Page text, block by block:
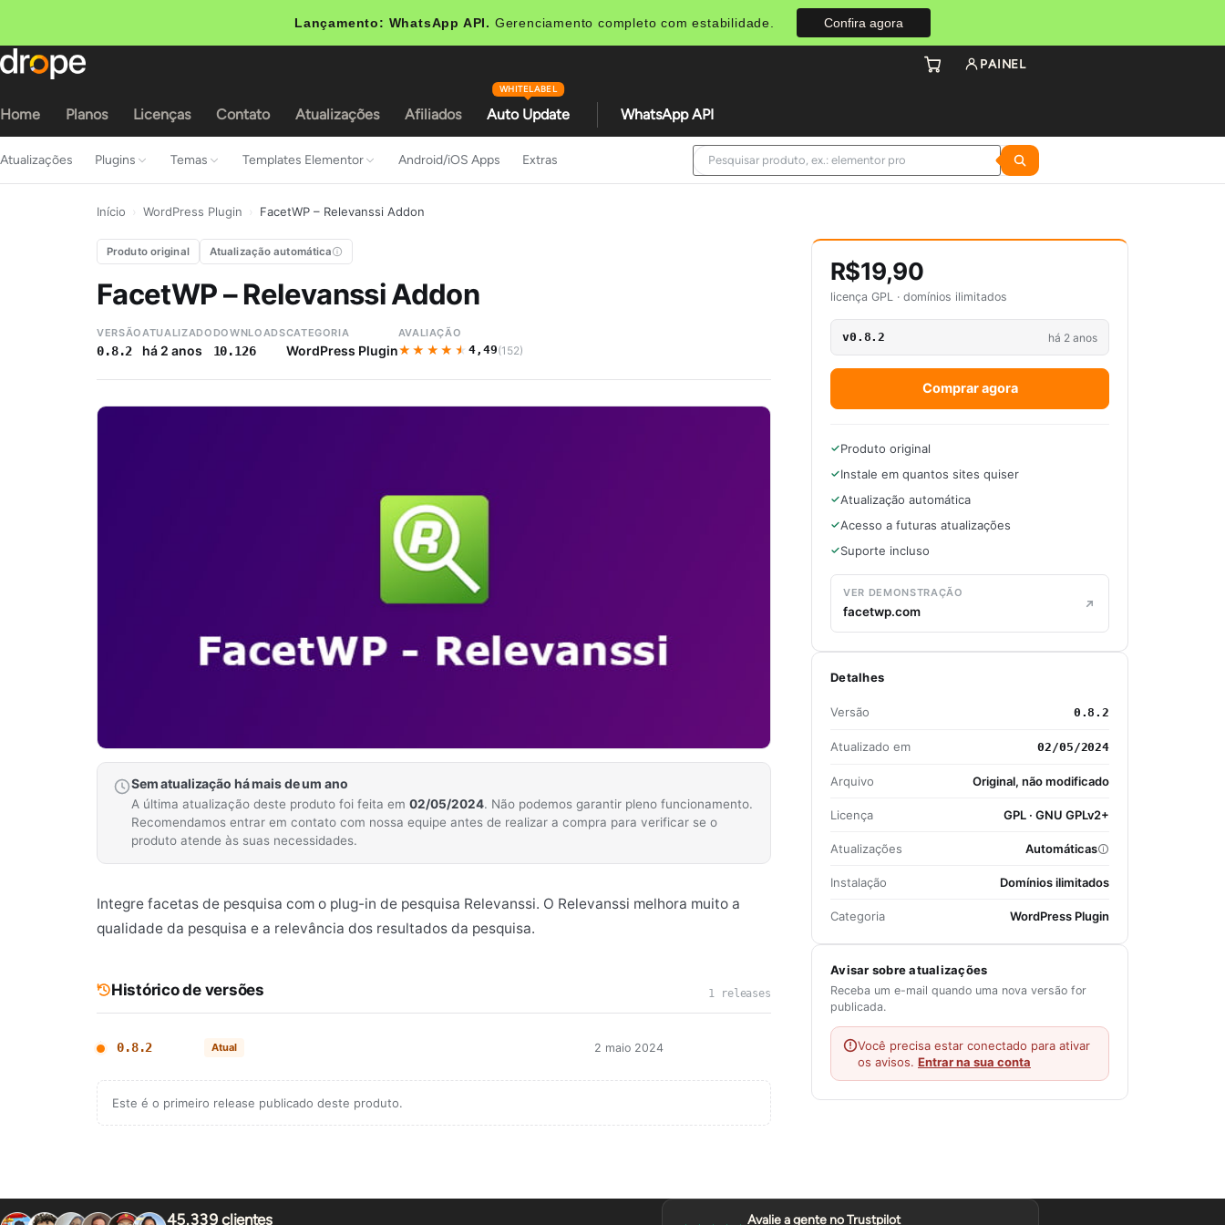
Lançamento: WhatsApp API. Gerenciamento completo com estabilidade. Confira agora
Home Planos Licenças Contato Atualizações Afiliados Auto Update
WHITELABEL
WhatsApp API
PAINEL
Atualizações Plugins Temas Templates Elementor Android/iOS Apps Extras
Início WordPress Plugin FacetWP – Relevanssi Addon
Produto original Atualização automática
FacetWP – Relevanssi Addon
VERSÃO
0.8.2
ATUALIZADO
há 2 anos
DOWNLOADS
10.126
CATEGORIA
WordPress Plugin
AVALIAÇÃO
★★★★★
★★★★★4,49(152)
Sem atualização há mais de um ano
A última atualização deste produto foi feita em 02/05/2024. Não podemos garantir pleno funcionamento.
Recomendamos entrar em contato com nossa equipe antes de realizar a compra para verificar se o
produto atende às suas necessidades.
Integre facetas de pesquisa com o plug-in de pesquisa Relevanssi. O Relevanssi melhora muito a
qualidade da pesquisa e a relevância dos resultados da pesquisa.
Histórico de versões 1 releases
0.8.2 Atual 2 maio 2024
Este é o primeiro release publicado deste produto.
R$19,90
licença GPL · domínios ilimitados
v0.8.2 há 2 anos
Comprar agora
Produto original
Instale em quantos sites quiser
Atualização automática
Acesso a futuras atualizações
Suporte incluso
VER DEMONSTRAÇÃO
facetwp.com
Detalhes
Versão 0.8.2
Atualizado em 02/05/2024
Arquivo Original, não modificado
Licença GPL · GNU GPLv2+
Atualizações Automáticas
Instalação Domínios ilimitados
Categoria WordPress Plugin
Avisar sobre atualizações
Receba um e-mail quando uma nova versão for
publicada.
Você precisa estar conectado para ativar
os avisos. Entrar na sua conta
45.339 clientes Avalie a gente no Trustpilot